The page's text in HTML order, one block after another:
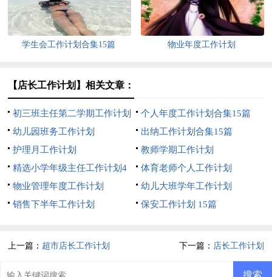
学生会工作计划合集15篇 物业年度工作计划
【店长工作计划】相关文章：
初三班主任第二学期工作计划
个人年度工作计划合集15篇
幼儿园班务工作计划
出纳工作计划合集15篇
护理月工作计划
教师学期工作计划
精选小学年级主任工作计划4
篇
体育老师个人工作计划
物业管理年度工作计划
幼儿大班学年工作计划
销售下半年工作计划
保安工作计划 15篇
上一篇： 超市店长工作计划 下一篇： 店长工作计划